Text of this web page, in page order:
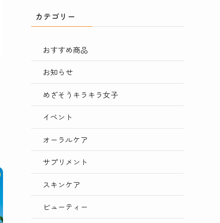
カテゴリー
おすすめ商品
お知らせ
めざそうキラキラ女子
イベント
オーラルケア
サプリメント
スキンケア
ビューティー